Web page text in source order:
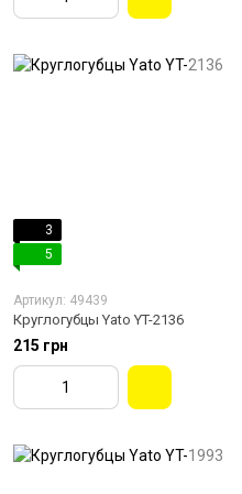
3
5
Артикул: 49439
Круглогубцы Yato YT-2136
215 грн